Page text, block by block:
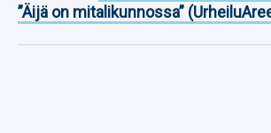
”Äijä on mitalikunnossa”